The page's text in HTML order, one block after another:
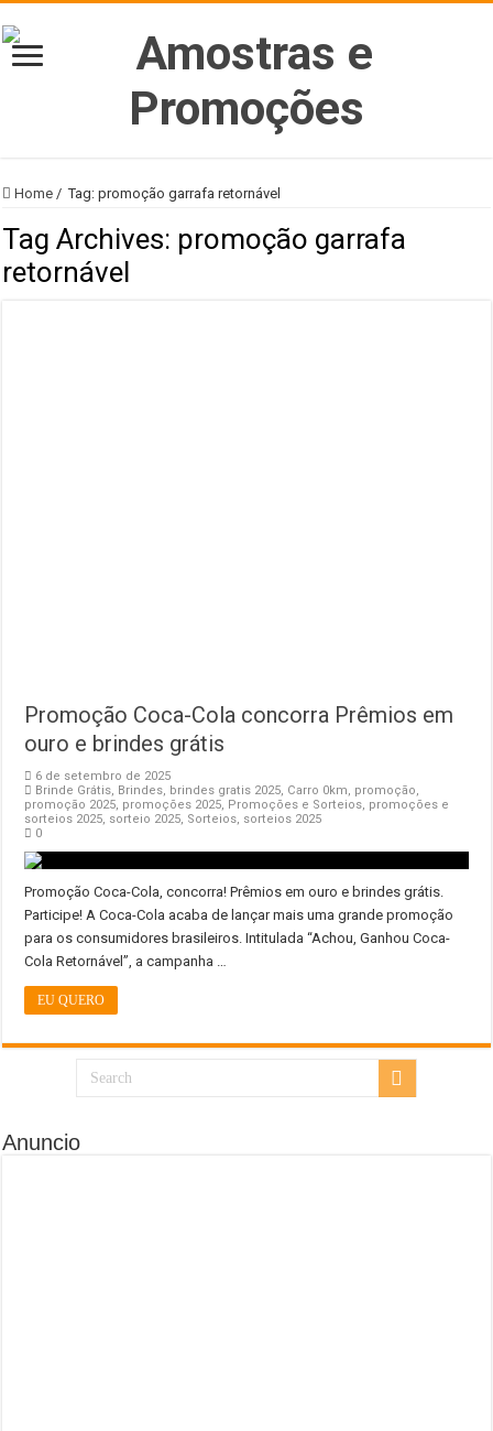
Home / Tag:promoção garrafa retornável
Tag Archives: promoção garrafa
retornável
Promoção Coca-Cola concorra Prêmios em
ouro e brindes grátis
6 de setembro de 2025
Brinde Grátis, Brindes, brindes gratis 2025, Carro 0km, promoção,
promoção 2025, promoções 2025, Promoções e Sorteios, promoções e
sorteios 2025, sorteio 2025, Sorteios, sorteios 2025
0
Promoção Coca-Cola, concorra! Prêmios em ouro e brindes grátis.
Participe! A Coca-Cola acaba de lançar mais uma grande promoção
para os consumidores brasileiros. Intitulada “Achou, Ganhou Coca-
Cola Retornável”, a campanha …
EU QUERO
Anuncio